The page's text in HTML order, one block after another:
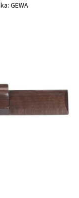
GEWA